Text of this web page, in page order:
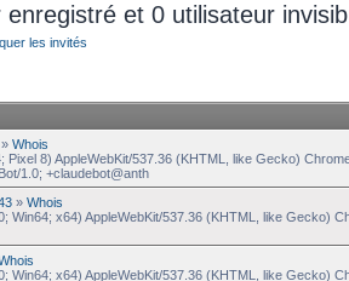
et 0 utilisateur
les invités
» Whois
Pixel 8) AppleWebKit/537.36 (KHTML, like Gecko)
1.0; +claudebot@anth
» Whois
Win64; x64) AppleWebKit/537.36 (KHTML, like Gecko)
Win64; x64) AppleWebKit/537.36 (KHTML, like Gecko)